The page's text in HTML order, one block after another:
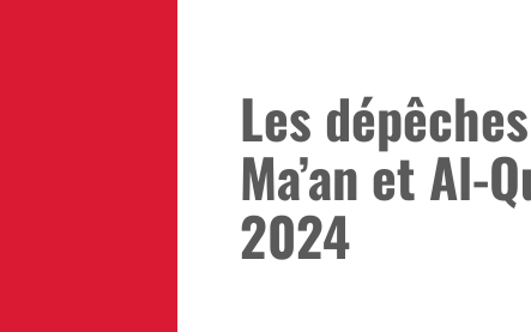
Les
Ma’an et Al-
2024